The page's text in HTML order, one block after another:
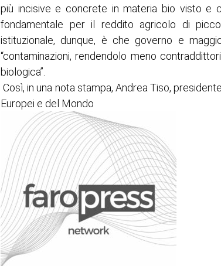
più incisive e concrete in materia bio visto e
fondamentale per il reddito agricolo di
istituzionale, dunque, è che governo e
“contaminazioni, rendendolo meno
biologica”.
Così, in una nota stampa, Andrea Tiso,
Europei e del Mondo